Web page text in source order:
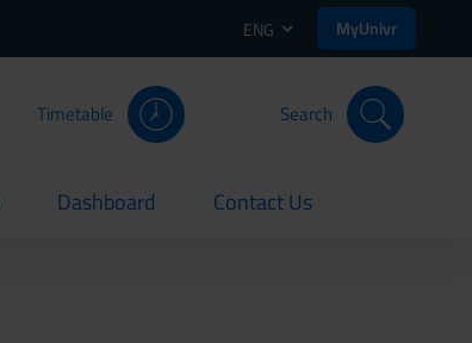
ENG MyUnivr
Timetable Search
Dashboard
current Contact Us
current